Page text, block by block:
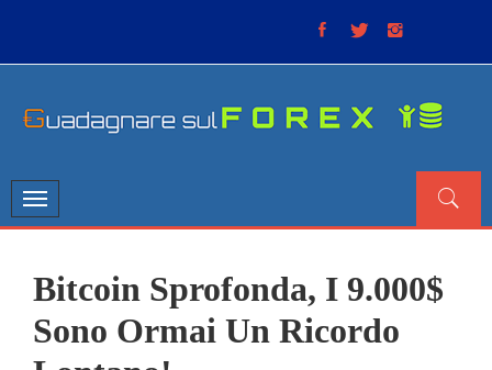
Toggle
navigation
Bitcoin Sprofonda, I 9.000$
Sono Ormai Un Ricordo